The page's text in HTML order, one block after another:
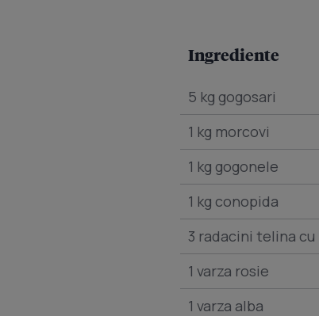
Ingrediente
5 kg gogosari
1 kg morcovi
1 kg gogonele
1 kg conopida
3 radacini telina cu
1 varza rosie
1 varza alba